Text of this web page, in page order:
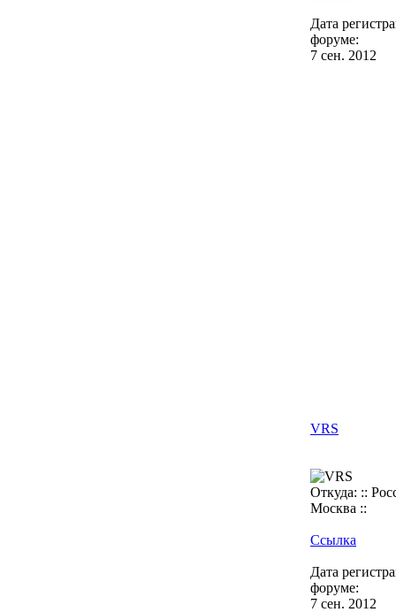
Дата
форуме:
7 сен. 2012
VRS
Откуда: ::
Москва ::
Ссылка
Дата
форуме:
7 сен. 2012